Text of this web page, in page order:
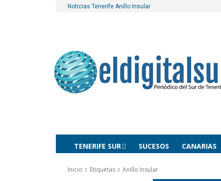
Noticias Tenerife Anillo Insular
TENERIFE SUR SUCESOS CANARIAS
Inicio Etiquetas Anillo Insular